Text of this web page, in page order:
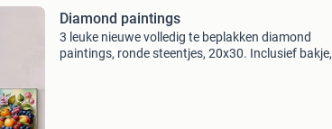
Diamond paintings
3 leuke nieuwe volledig te beplakken diamond
paintings, ronde steentjes, 20x30. Inclusief bakje,